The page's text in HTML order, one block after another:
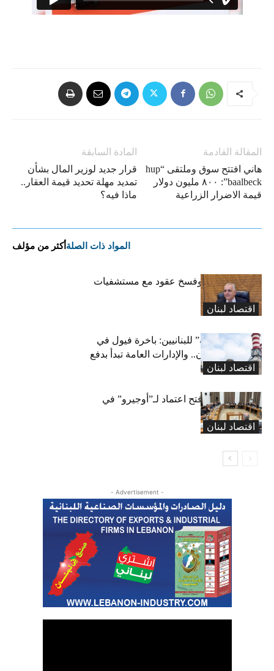
المادة السابقة
قرار جديد لوزير المال بشأن
تمديد مهلة تحديد قيمة العقار..
ماذا فيه؟
المقالة القادمة
هاني افتتح سوق وملتقى “hup
baalbeck”: ٨٠٠ مليون دولار
قيمة الاضرار الزراعية
المواد ذات الصلةأكثر من مؤلف
اقتصاد لبنان
كركي: إنذارات وفسخ عقود مع مستشفيات
مخالفة
اقتصاد لبنان
بشرى “كهربائية” للبنانيين: باخرة فيول في
طريقها إلى لبنان.. والإدارات العامة تبدأ بدفع
متوجباتها
اقتصاد لبنان
لجنة المال تقرّ فتح اعتماد لـ”أوجيرو” في
موازنة 2026
- Advertisement -